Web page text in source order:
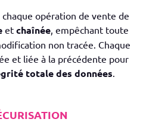
opération de vente de
et chaînée, empêchant toute
non tracée. Chaque
et liée à la précédente pour
totale des données.